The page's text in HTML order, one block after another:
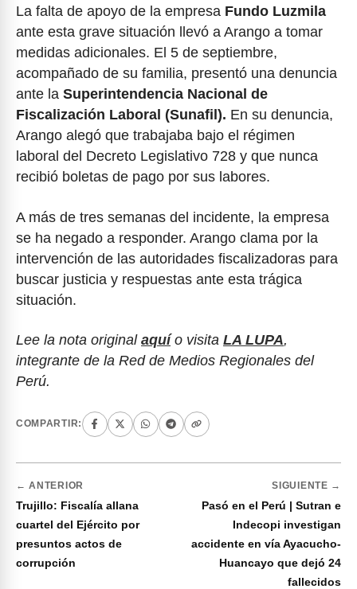
La falta de apoyo de la empresa Fundo Luzmila
ante esta grave situación llevó a Arango a tomar
medidas adicionales. El 5 de septiembre,
acompañado de su familia, presentó una denuncia
ante la Superintendencia Nacional de
Fiscalización Laboral (Sunafil). En su denuncia,
Arango alegó que trabajaba bajo el régimen
laboral del Decreto Legislativo 728 y que nunca
recibió boletas de pago por sus labores.
A más de tres semanas del incidente, la empresa
se ha negado a responder. Arango clama por la
intervención de las autoridades fiscalizadoras para
buscar justicia y respuestas ante esta trágica
situación.
Lee la nota original aquío visita LA LUPA,
integrante de la Red de Medios Regionales del
Perú.
COMPARTIR:
← ANTERIOR
Trujillo: Fiscalía allana
cuartel del Ejército por
presuntos actos de
corrupción
SIGUIENTE →
Pasó en el Perú | Sutran e
Indecopi investigan
accidente en vía Ayacucho-
Huancayo que dejó 24
fallecidos